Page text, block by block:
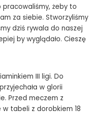
pracowaliśmy, żeby to
za siebie. Stworzyliśmy
dziś rywala do naszej
by wyglądało. Cieszę
III ligi. Do
w glorii
Przed meczem z
tabeli z dorobkiem 18